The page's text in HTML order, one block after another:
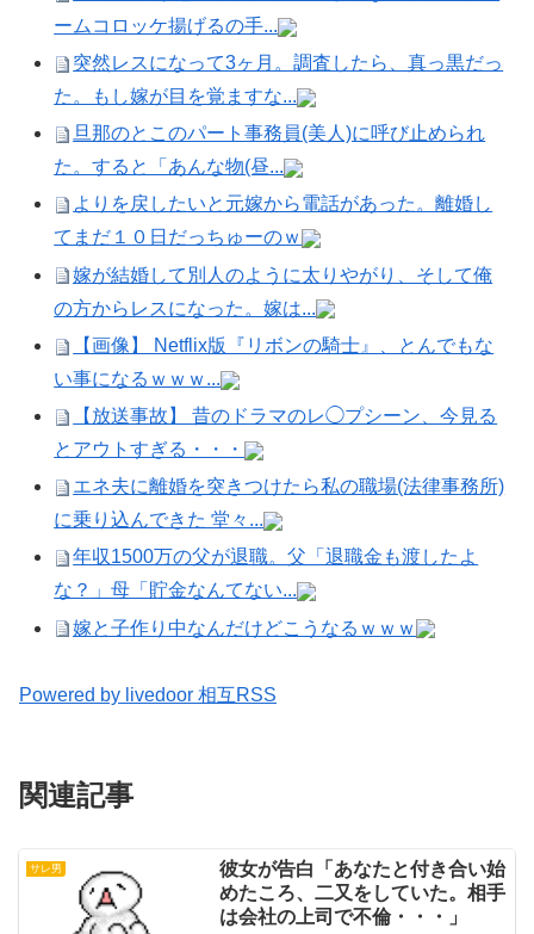
ームコロッケ揚げるの手...
突然レスになって3ヶ月。調査したら、真っ黒だっ
た。もし嫁が目を覚ますな...
旦那のとこのパート事務員(美人)に呼び止められ
た。すると「あんな物(昼...
よりを戻したいと元嫁から電話があった。離婚し
てまだ１０日だっちゅーのｗ
嫁が結婚して別人のように太りやがり、そして俺
の方からレスになった。嫁は...
【画像】 Netflix版『リボンの騎士』、とんでもな
い事になるｗｗｗ...
【放送事故】 昔のドラマのレ◯プシーン、今見る
とアウトすぎる・・・
エネ夫に離婚を突きつけたら私の職場(法律事務所)
に乗り込んできた 堂々...
年収1500万の父が退職。父「退職金も渡したよ
な？」母「貯金なんてない...
嫁と子作り中なんだけどこうなるｗｗｗ
Powered by livedoor 相互RSS
関連記事
サレ男
彼女が告白「あなたと付き合い始
めたころ、二又をしていた。相手
は会社の上司で不倫・・・」